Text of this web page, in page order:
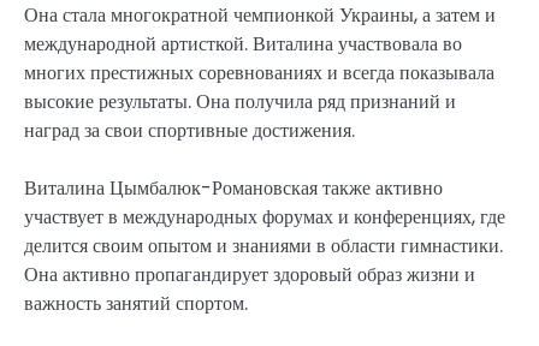
Она стала многократной чемпионкой Украины, а затем и
международной артисткой. Виталина участвовала во
многих престижных соревнованиях и всегда показывала
высокие результаты. Она получила ряд признаний и
наград за свои спортивные достижения.
Виталина Цымбалюк-Романовская также активно
участвует в международных форумах и конференциях, где
делится своим опытом и знаниями в области гимнастики.
Она активно пропагандирует здоровый образ жизни и
важность занятий спортом.